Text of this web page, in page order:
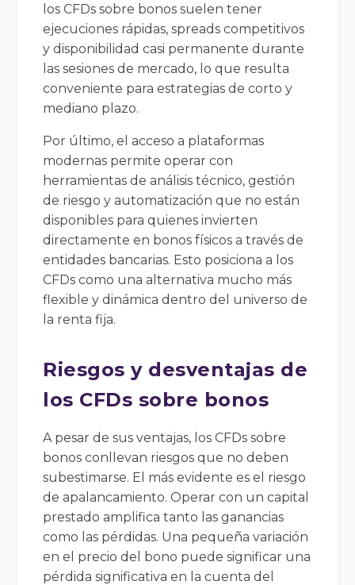
los CFDs sobre bonos suelen tener
ejecuciones rápidas, spreads competitivos
y disponibilidad casi permanente durante
las sesiones de mercado, lo que resulta
conveniente para estrategias de corto y
mediano plazo.
Por último, el acceso a plataformas
modernas permite operar con
herramientas de análisis técnico, gestión
de riesgo y automatización que no están
disponibles para quienes invierten
directamente en bonos físicos a través de
entidades bancarias. Esto posiciona a los
CFDs como una alternativa mucho más
flexible y dinámica dentro del universo de
la renta fija.
Riesgos y desventajas de
los CFDs sobre bonos
A pesar de sus ventajas, los CFDs sobre
bonos conllevan riesgos que no deben
subestimarse. El más evidente es el riesgo
de apalancamiento. Operar con un capital
prestado amplifica tanto las ganancias
como las pérdidas. Una pequeña variación
en el precio del bono puede significar una
pérdida significativa en la cuenta del